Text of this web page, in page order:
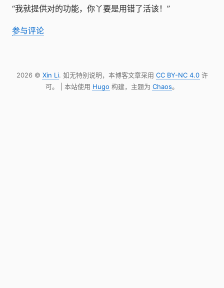
“我就提供对的功能，你丫要是用错了活该！”
参与评论
2026 © Xin Li. 如无特别说明，本博客文章采用 CC BY-NC 4.0许
可。 | 本站使用 Hugo 构建，主题为 Chaos。